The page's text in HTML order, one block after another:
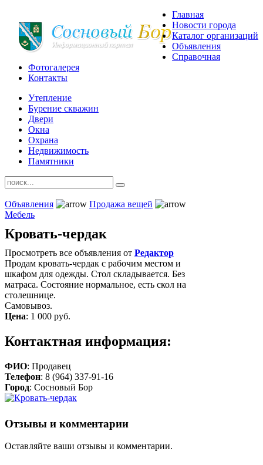
Главная
Новости города
Каталог организаций
Объявления
Справочная
Фотогалерея
Контакты
Утепление
Бурение скважин
Двери
Окна
Охрана
Недвижимость
Памятники
Объявления
Продажа вещей
Мебель
Кровать-чердак
Просмотреть все объявления от Редактор
Продам кровать-чердак с рабочим местом и
шкафом для одежды. Стол складывается. Без
матраса. Состояние нормальное, есть скол на
столешнице.
Самовывоз.
Цена: 1 000 руб.
Контактная информация:
ФИО: Продавец
Телефон: 8 (964) 337-91-16
Город: Сосновый Бор
Отзывы и комментарии
Оставляйте ваши отзывы и комментарии.